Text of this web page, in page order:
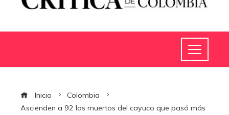
Inicio
Colombia
Ascienden a 92 los muertos del cayuco que pasó más